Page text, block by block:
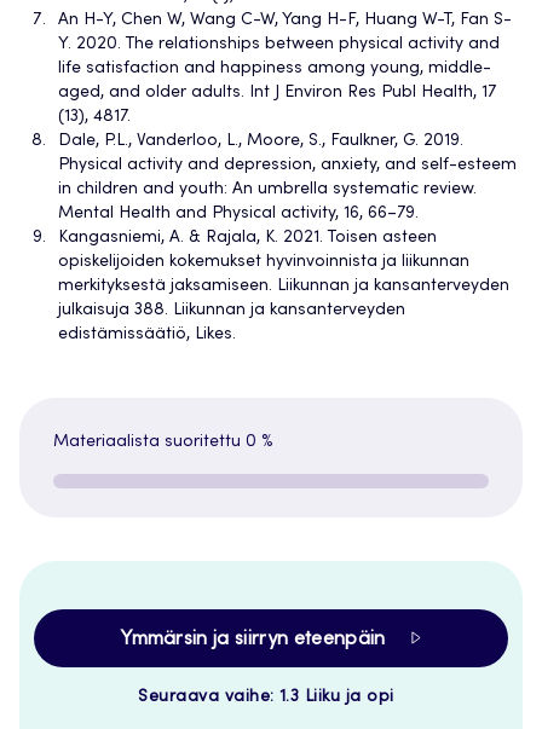
An H-Y, Chen W, Wang C-W, Yang H-F, Huang W-T, Fan S-
Y. 2020. The relationships between physical activity and
life satisfaction and happiness among young, middle-
aged, and older adults. Int J Environ Res Publ Health, 17
(13), 4817.
Dale, P.L., Vanderloo, L., Moore, S., Faulkner, G. 2019.
Physical activity and depression, anxiety, and self-esteem
in children and youth: An umbrella systematic review.
Mental Health and Physical activity, 16, 66–79.
Kangasniemi, A. & Rajala, K. 2021. Toisen asteen
opiskelijoiden kokemukset hyvinvoinnista ja liikunnan
merkityksestä jaksamiseen. Liikunnan ja kansanterveyden
julkaisuja 388. Liikunnan ja kansanterveyden
edistämissäätiö, Likes.
Materiaalista suoritettu 0 %
Ymmärsin ja siirryn eteenpäin
Seuraava vaihe: 1.3 Liiku ja opi